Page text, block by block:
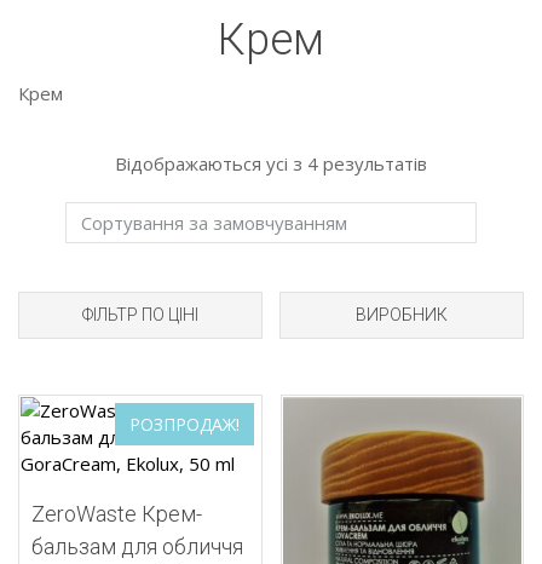
Крем
Крем
Відображаються усі з 4 результатів
ФІЛЬТР ПО ЦІНІ ВИРОБНИК
РОЗПРОДАЖ!
ZeroWaste Крем-
бальзам для обличчя
Додати до списку бажань Додати до